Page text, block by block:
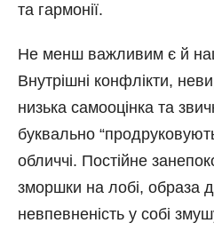
та гармонії.
Не менш важливим є й
Внутрішні конфлікти,
низька самооцінка та
буквально
обличчі. Постійне
зморшки на лобі, образа
невпевненість у собі